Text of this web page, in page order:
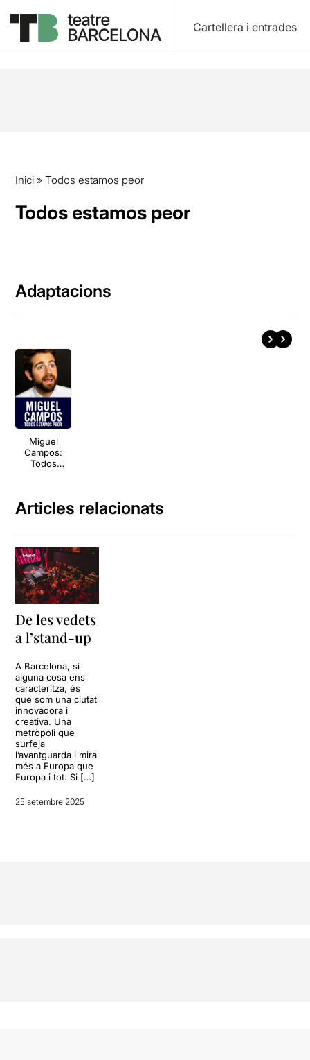
Cartellera i entrades
Inici »Todos estamos peor
Todos estamos peor
Adaptacions
Miguel
Campos:
Todos
Articles relacionats
De les vedets
a l’stand-up
A Barcelona, si
alguna cosa ens
caracteritza, és
que som una ciutat
innovadora i
creativa. Una
metròpoli que
surfeja
l’avantguarda i mira
més a Europa que
Europa i tot. Si […]
25 setembre 2025